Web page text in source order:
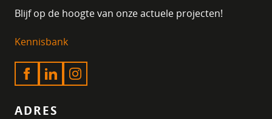
Blijf op de hoogte van onze actuele projecten!
Kennisbank
ADRES